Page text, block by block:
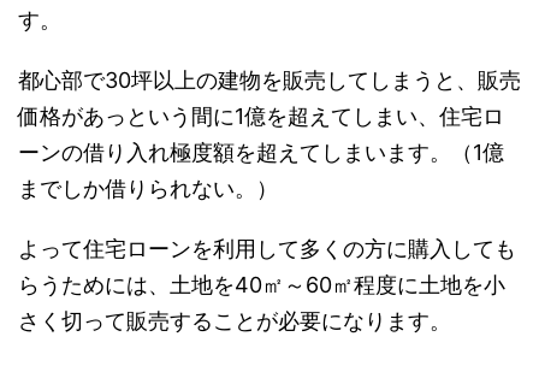
す。
都心部で30坪以上の建物を販売してしまうと、販売
価格があっという間に1億を超えてしまい、住宅ロ
ーンの借り入れ極度額を超えてしまいます。（1億
までしか借りられない。）
よって住宅ローンを利用して多くの方に購入しても
らうためには、土地を40㎡～60㎡程度に土地を小
さく切って販売することが必要になります。